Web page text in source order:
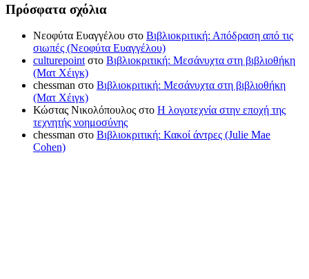
Πρόσφατα σχόλια
Νεοφύτα Ευαγγέλου στο Βιβλιοκριτική: Απόδραση από τις
σιωπές (Νεοφύτα Ευαγγέλου)
culturepointστο Βιβλιοκριτική: Μεσάνυχτα στη βιβλιοθήκη
(Ματ Χέιγκ)
chessman στο Βιβλιοκριτική: Μεσάνυχτα στη βιβλιοθήκη
(Ματ Χέιγκ)
Κώστας Νικολόπουλος στο Η λογοτεχνία στην εποχή της
τεχνητής νοημοσύνης
chessman στο Βιβλιοκριτική: Κακοί άντρες (Julie Mae
Cohen)